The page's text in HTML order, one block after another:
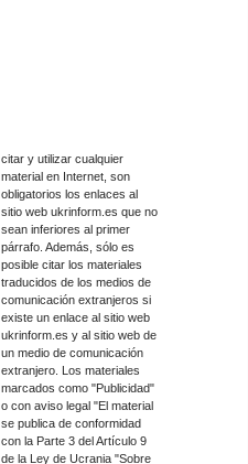
citar y utilizar cualquier
material en Internet, son
obligatorios los enlaces al
sitio web ukrinform.es que no
sean inferiores al primer
párrafo. Además, sólo es
posible citar los materiales
traducidos de los medios de
comunicación extranjeros si
existe un enlace al sitio web
ukrinform.es y al sitio web de
un medio de comunicación
extranjero. Los materiales
marcados como "Publicidad"
o con aviso legal "El material
se publica de conformidad
con la Parte 3 del Artículo 9
de la Ley de Ucrania "Sobre